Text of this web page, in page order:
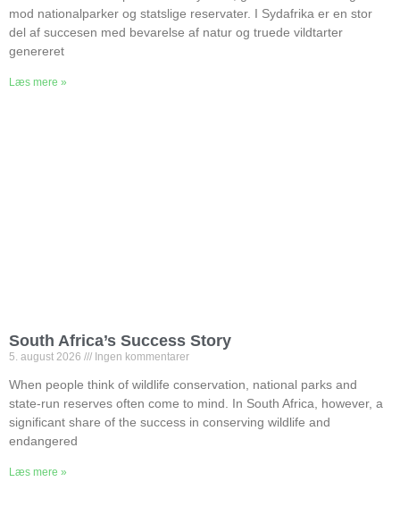
mod nationalparker og statslige reservater. I Sydafrika er en stor
del af succesen med bevarelse af natur og truede vildtarter
genereret
Læs mere »
South Africa’s Success Story
5. august 2026 Ingen kommentarer
When people think of wildlife conservation, national parks and
state-run reserves often come to mind. In South Africa, however, a
significant share of the success in conserving wildlife and
endangered
Læs mere »